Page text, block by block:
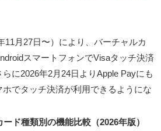
11月27日〜）により、バーチャルカ
スマートフォンでVisaタッチ決済
らに2026年2月24日よりApple Payにも
ホでタッチ決済が利用できるようにな
ド種類別の機能比較（2026年版）